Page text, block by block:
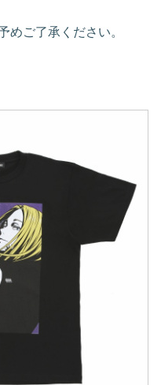
ご了承ください。